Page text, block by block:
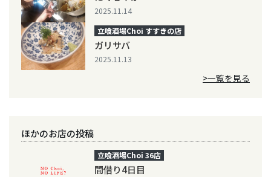
2025.11.14
立喰酒場Choi すすきの店
ガリサバ
2025.11.13
>一覧を見る
ほかのお店の投稿
立喰酒場Choi 36店
間借り4日目